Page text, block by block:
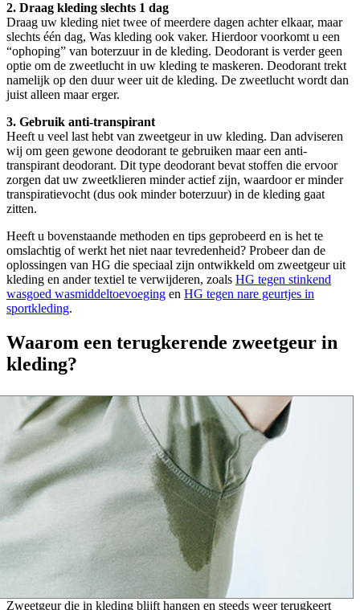
2. Draag kleding slechts 1 dag
Draag uw kleding niet twee of meerdere dagen achter elkaar, maar
slechts één dag, Was kleding ook vaker. Hierdoor voorkomt u een
“ophoping” van boterzuur in de kleding. Deodorant is verder geen
optie om de zweetlucht in uw kleding te maskeren. Deodorant trekt
namelijk op den duur weer uit de kleding. De zweetlucht wordt dan
juist alleen maar erger.
3. Gebruik anti-transpirant
Heeft u veel last hebt van zweetgeur in uw kleding. Dan adviseren
wij om geen gewone deodorant te gebruiken maar een anti-
transpirant deodorant. Dit type deodorant bevat stoffen die ervoor
zorgen dat uw zweetklieren minder actief zijn, waardoor er minder
transpiratievocht (dus ook minder boterzuur) in de kleding gaat
zitten.
Heeft u bovenstaande methoden en tips geprobeerd en is het te
omslachtig of werkt het niet naar tevredenheid? Probeer dan de
oplossingen van HG die speciaal zijn ontwikkeld om zweetgeur uit
kleding en ander textiel te verwijderen, zoals HG tegen stinkend
wasgoed wasmiddeltoevoeging en HG tegen nare geurtjes in
sportkleding.
Waarom een terugkerende zweetgeur in
kleding?
Zweetgeur die in kleding blijft hangen en steeds weer terugkeert